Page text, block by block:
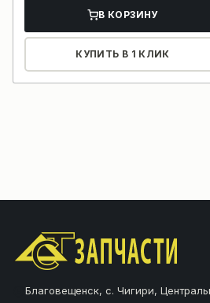
В КОРЗИНУ
КУПИТЬ В 1 КЛИК
Благовещенск, с. Чигири,